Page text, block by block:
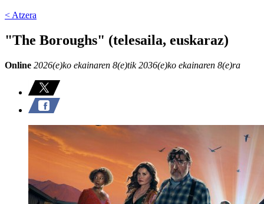
< Atzera
"The Boroughs" (telesaila, euskaraz)
Online 2026(e)ko ekainaren 8(e)tik 2036(e)ko ekainaren 8(e)ra